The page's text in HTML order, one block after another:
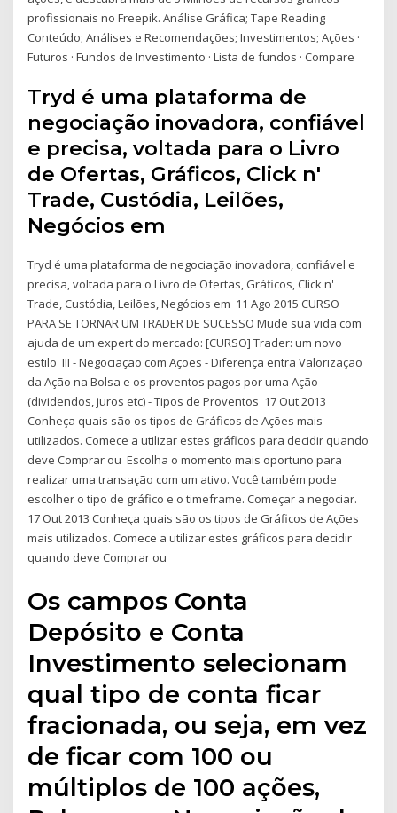
profissionais no Freepik. Análise Gráfica; Tape Reading
Conteúdo; Análises e Recomendações; Investimentos; Ações ·
Futuros · Fundos de Investimento · Lista de fundos · Compare
Tryd é uma plataforma de
negociação inovadora, confiável
e precisa, voltada para o Livro
de Ofertas, Gráficos, Click n'
Trade, Custódia, Leilões,
Negócios em
Tryd é uma plataforma de negociação inovadora, confiável e
precisa, voltada para o Livro de Ofertas, Gráficos, Click n'
Trade, Custódia, Leilões, Negócios em 11 Ago 2015 CURSO
PARA SE TORNAR UM TRADER DE SUCESSO Mude sua vida com
ajuda de um expert do mercado: [CURSO] Trader: um novo
estilo III - Negociação com Ações - Diferença entra Valorização
da Ação na Bolsa e os proventos pagos por uma Ação
(dividendos, juros etc) - Tipos de Proventos 17 Out 2013
Conheça quais são os tipos de Gráficos de Ações mais
utilizados. Comece a utilizar estes gráficos para decidir quando
deve Comprar ou Escolha o momento mais oportuno para
realizar uma transação com um ativo. Você também pode
escolher o tipo de gráfico e o timeframe. Começar a negociar.
17 Out 2013 Conheça quais são os tipos de Gráficos de Ações
mais utilizados. Comece a utilizar estes gráficos para decidir
quando deve Comprar ou
Os campos Conta
Depósito e Conta
Investimento selecionam
qual tipo de conta ficar
fracionada, ou seja, em vez
de ficar com 100 ou
múltiplos de 100 ações,